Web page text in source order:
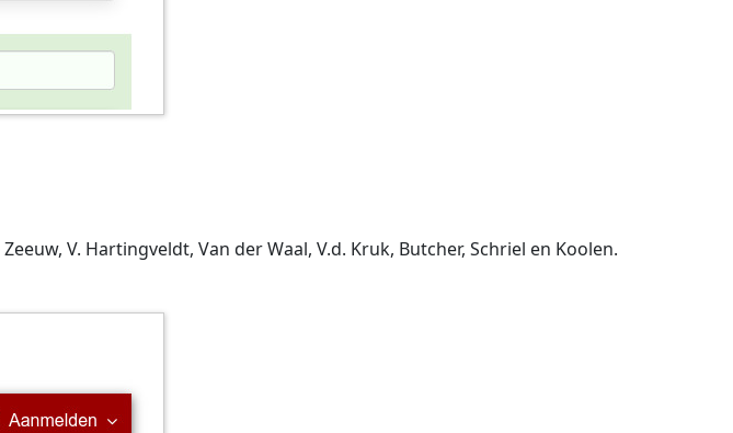
V. Hartingveldt, Van der Waal, V.d. Kruk, Butcher, Schriel en Koolen.